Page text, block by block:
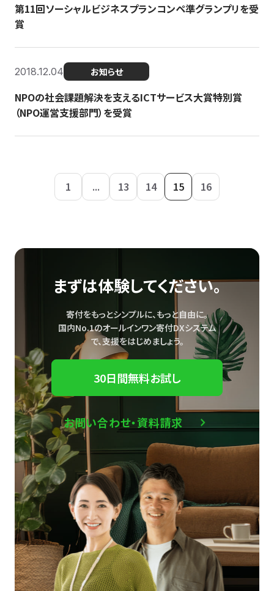
第11回ソーシャルビジネスプランコンペ準グランプリを受
賞
2018.12.04 お知らせ
NPOの社会課題解決を支えるICTサービス大賞特別賞
（NPO運営支援部門）を受賞
1 ... 13 14 15 16
まずは体験してください。
寄付をもっとシンプルに、もっと自由に。
国内No.1のオールインワン寄付DXシステム
で、支援をはじめましょう。
30日間無料お試し
お問い合わせ・資料請求